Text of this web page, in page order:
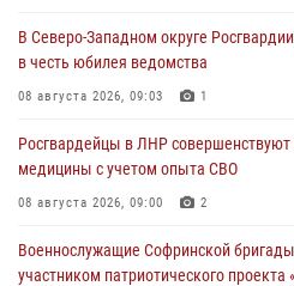
В Северо-Западном округе
в честь юбилея ведомства
08 августа 2026, 09:03 1
Росгвардейцы в ЛНР совершенствуют
медицины с учетом опыта СВО
08 августа 2026, 09:00 2
Военнослужащие Софринской
участником патриотического